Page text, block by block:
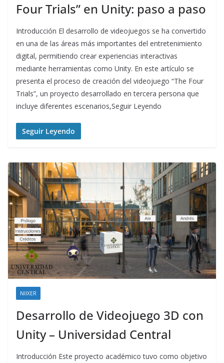
Four Trials” en Unity: paso a paso
Introducción El desarrollo de videojuegos se ha convertido
en una de las áreas más importantes del entretenimiento
digital, permitiendo crear experiencias interactivas
mediante herramientas como Unity. En este artículo se
presenta el proceso de creación del videojuego “The Four
Trials”, un proyecto desarrollado en tercera persona que
incluye diferentes escenarios,Seguir Leyendo
Seguir Leyendo
NIIXER
Desarrollo de Videojuego 3D con
Unity – Universidad Central
Introducción Este proyecto académico tuvo como objetivo